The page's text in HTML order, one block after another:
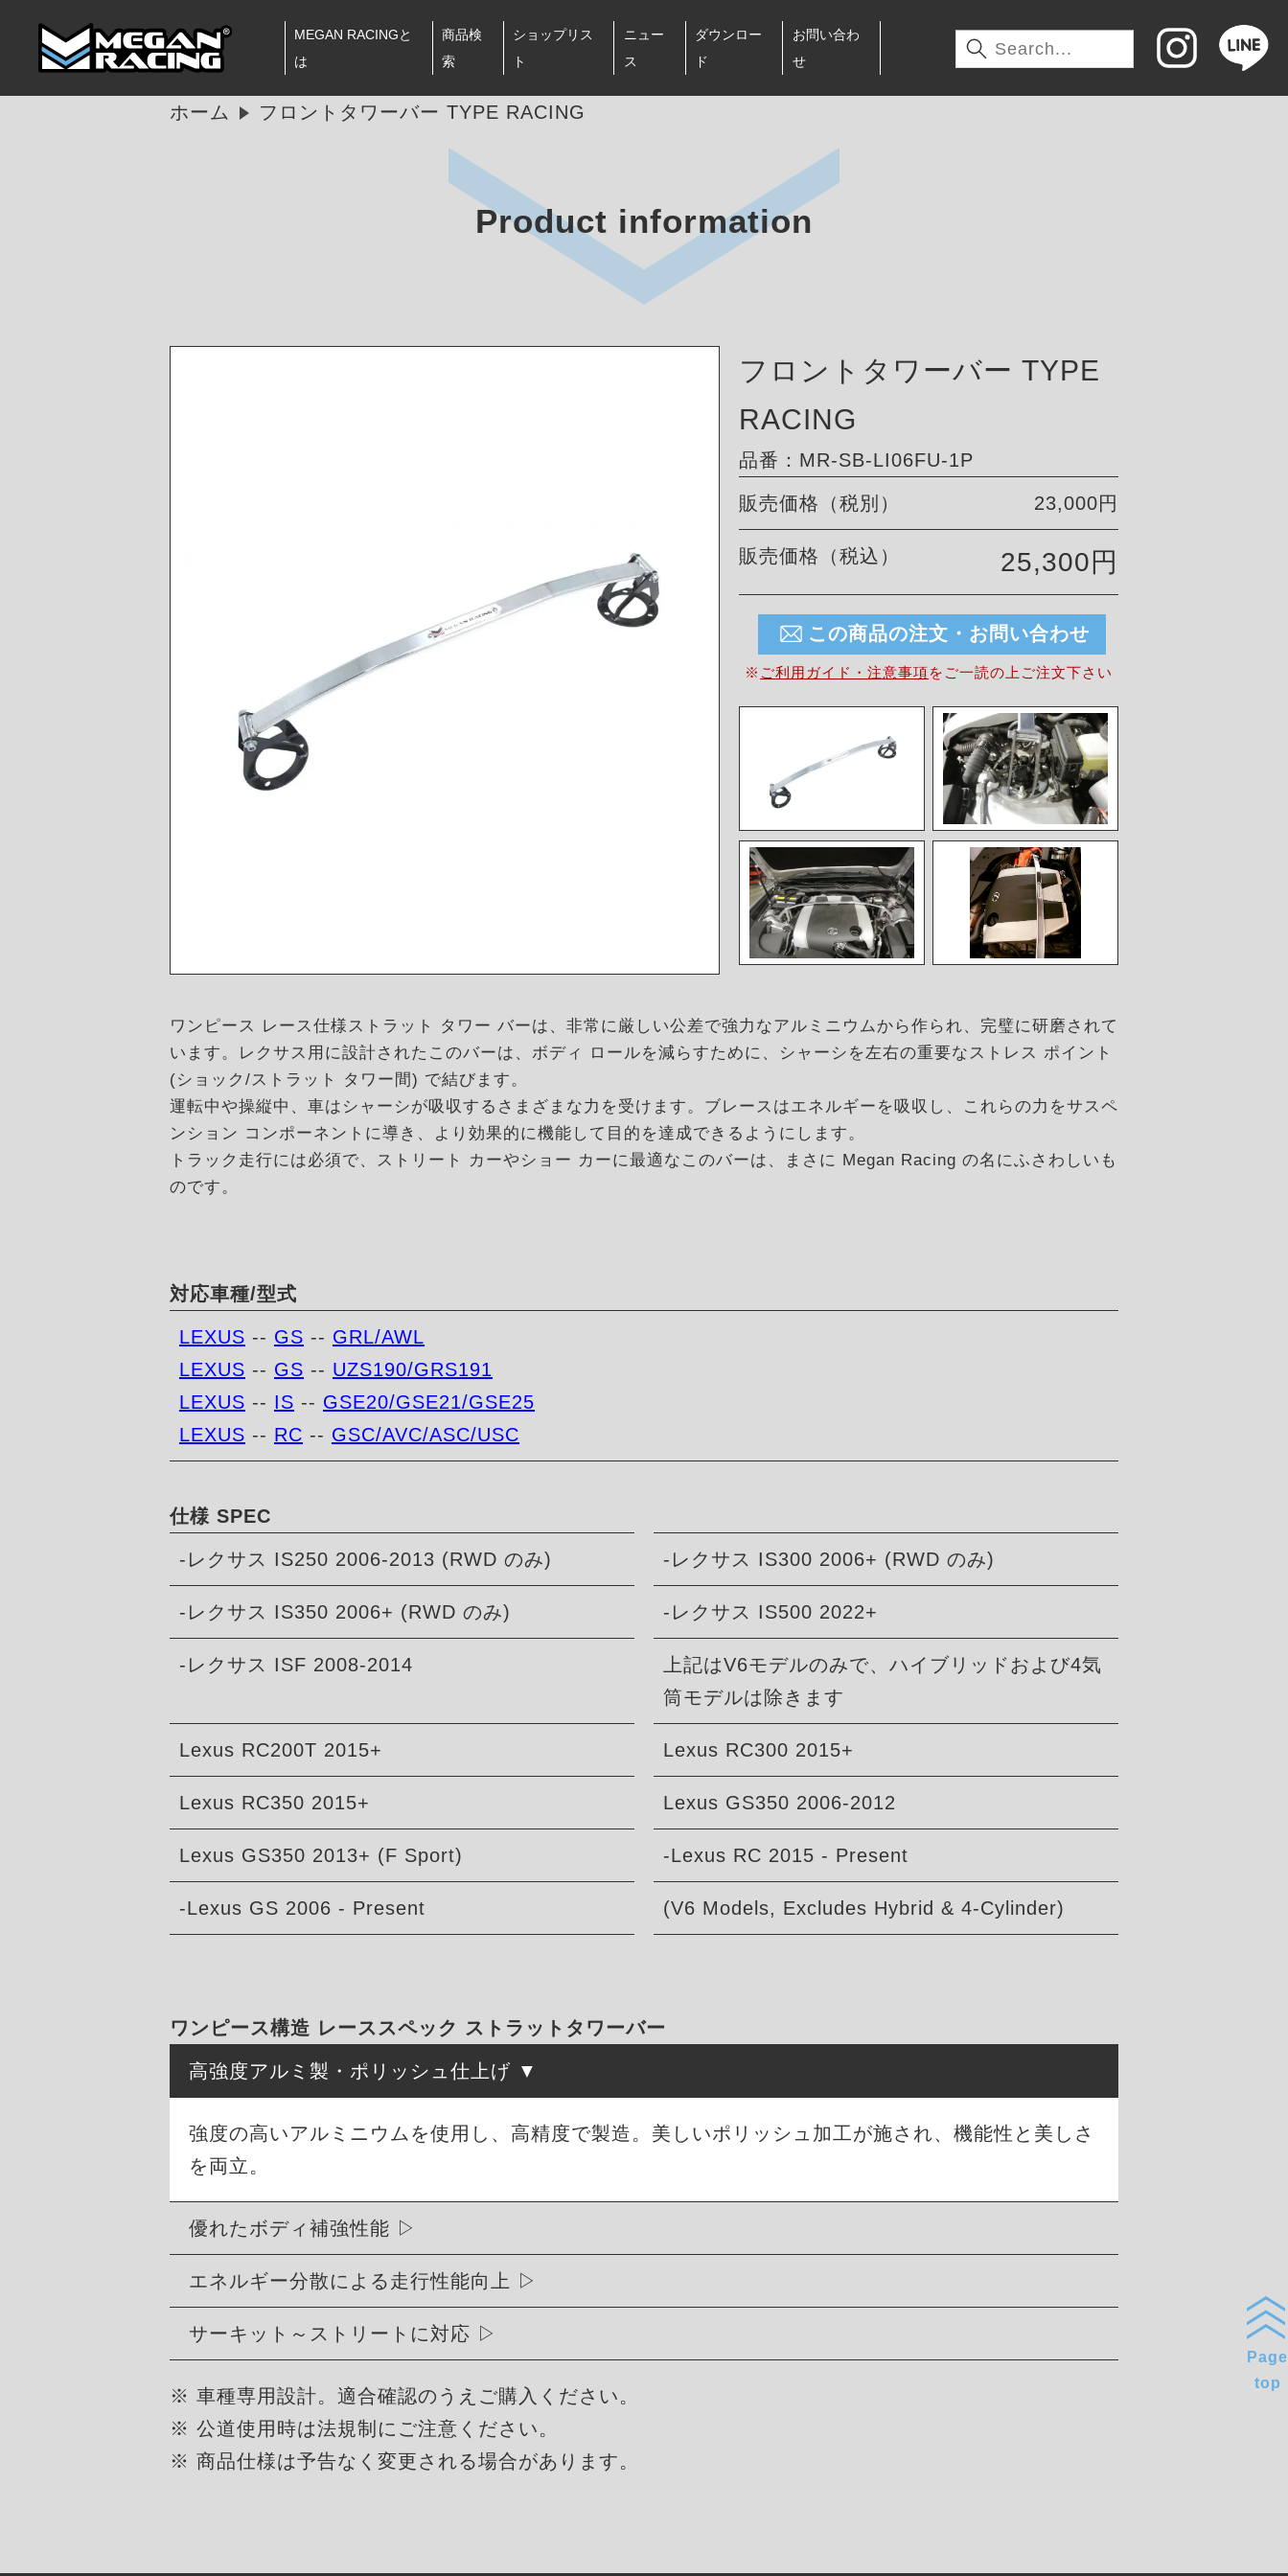
MEGAN RACINGと
は
商品検
索
ショップリス
ト
ニュー
ス
ダウンロー
ド
お問い合わ
せ
ホーム フロントタワーバー TYPE RACING
Product information
フロントタワーバー TYPE
RACING
品番：MR-SB-LI06FU-1P
販売価格（税別） 23,000円
販売価格（税込） 25,300円
この商品の注文・お問い合わせ
※ ご利用ガイド・注意事項を ご一読の上ご注文下さい
ワンピース レース仕様ストラット タワー バーは、非常に厳しい公差で強力なアルミニウムから作られ、完璧に研磨されて
います。レクサス用に設計されたこのバーは、ボディ ロールを減らすために、シャーシを左右の重要なストレス ポイント
(ショック/ストラット タワー間) で結びます。
運転中や操縦中、車はシャーシが吸収するさまざまな力を受けます。ブレースはエネルギーを吸収し、これらの力をサスペ
ンション コンポーネントに導き、より効果的に機能して目的を達成できるようにします。
トラック走行には必須で、ストリート カーやショー カーに最適なこのバーは、まさに Megan Racing の名にふさわしいも
のです。
対応車種/型式
LEXUS -- GS -- GRL/AWL
LEXUS -- GS -- UZS190/GRS191
LEXUS -- IS -- GSE20/GSE21/GSE25
LEXUS -- RC -- GSC/AVC/ASC/USC
仕様 SPEC
-レクサス IS250 2006-2013 (RWD のみ) -レクサス IS300 2006+ (RWD のみ)
-レクサス IS350 2006+ (RWD のみ) -レクサス IS500 2022+
-レクサス ISF 2008-2014
上記はV6モデルのみで、ハイブリッドおよび4気
筒モデルは除きます
Lexus RC200T 2015+ Lexus RC300 2015+
Lexus RC350 2015+ Lexus GS350 2006-2012
Lexus GS350 2013+ (F Sport) -Lexus RC 2015 - Present
-Lexus GS 2006 - Present (V6 Models, Excludes Hybrid & 4-Cylinder)
ワンピース構造 レーススペック ストラットタワーバー
高強度アルミ製・ポリッシュ仕上げ
強度の高いアルミニウムを使用し、高精度で製造。美しいポリッシュ加工が施され、機能性と美しさ
を両立。
優れたボディ補強性能
エネルギー分散による走行性能向上
サーキット～ストリートに対応
※ 車種専用設計。適合確認のうえご購入ください。
※ 公道使用時は法規制にご注意ください。
※ 商品仕様は予告なく変更される場合があります。
Page
top